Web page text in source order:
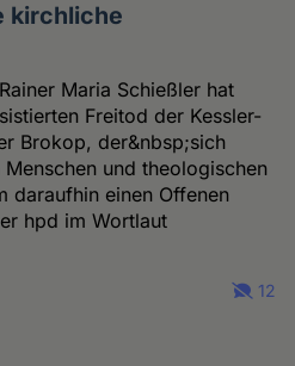
kirchliche
Maria Schießler hat
Freitod der Kessler-
Brokop, der&nbsp;sich
und theologischen
daraufhin einen Offenen
hpd im Wortlaut
12